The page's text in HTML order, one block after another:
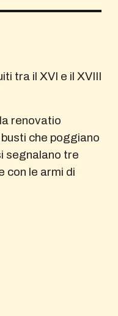
tra il XVI e il XVIII
renovatio
che poggiano
segnalano tre
con le armi di